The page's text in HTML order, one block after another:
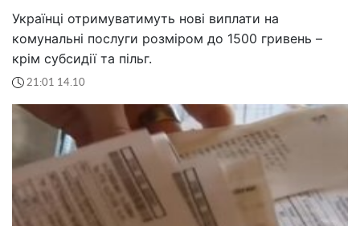
Українці отримуватимуть нові виплати на
комунальні послуги розміром до 1500 гривень –
крім субсидії та пільг.
21:01 14.10